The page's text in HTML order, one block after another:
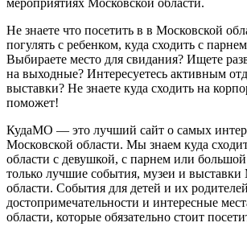
Не знаете что посетить в в Московской
погулять с ребенком, куда сходить с
Выбираете место для свидания? Ищете
на выходные? Интересуетесь активным
выставки? Не знаете куда сходить на
поможет!
КудаМО — это лучший сайт о самых
Московской области. Мы знаем куда
области с девушкой, с парнем или
только лучшие события, музеи и выставки
области. События для детей и их
достопримечательности и интересные
области, которые обязательно стоит